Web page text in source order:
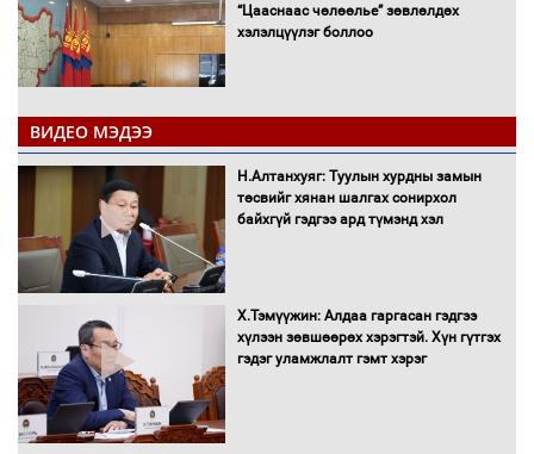
“Цааснаас чөлөөлье” зөвлөлдөх
хэлэлцүүлэг боллоо
"ДЦС-3” ТӨХК-ийн нэн шаардлагатай
“Турбингенератор-5”-ын шинэчлэлийн
төсвийг шийдвэрлэхээр болов
УИХ-ын дарга С.Бямбацогт Сутай
хайрхны тэнгэрийг тахих тахилгад
оролцлоо
ВИДЕО МЭДЭЭ
Н.Алтанхуяг: Туулын хурдны замын
төсвийг хянан шалгах сонирхол
байхгүй гэдгээ ард түмэнд хэл
Х.Тэмүүжин: Алдаа гаргасан гэдгээ
хүлээн зөвшөөрөх хэрэгтэй. Хүн гүтгэх
гэдэг уламжлалт гэмт хэрэг